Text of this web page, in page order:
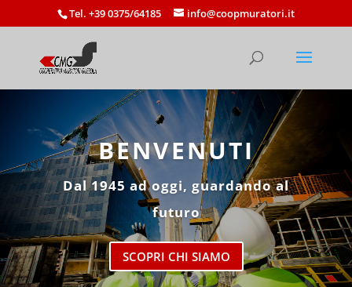
Tel. +39 0375/64185 info@coopmuratori.it
BENVENUTI
Dal 1945 ad oggi, guardando al
futuro
SCOPRI CHI SIAMO